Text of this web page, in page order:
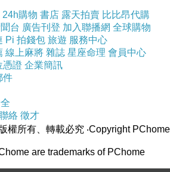
息
房子信貸利率 房貸新北林口
24h購物 書店 露天拍賣 比比昂代購
台 廣告刊登 加入聯播網 全球購物
Pi 拍錢包 旅遊 服務中心
線上麻將 雜誌 星座命理 會員中心
憑證 企業簡訊
件
絡 徵才
權所有、轉載必究 ‧Copyright PChome
are trademarks of PChome